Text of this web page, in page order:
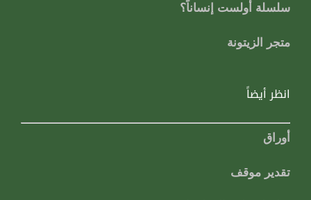
سلسلة أولست إنساناً؟
متجر الزيتونة
انظر أيضاً
أوراق
تقدير موقف